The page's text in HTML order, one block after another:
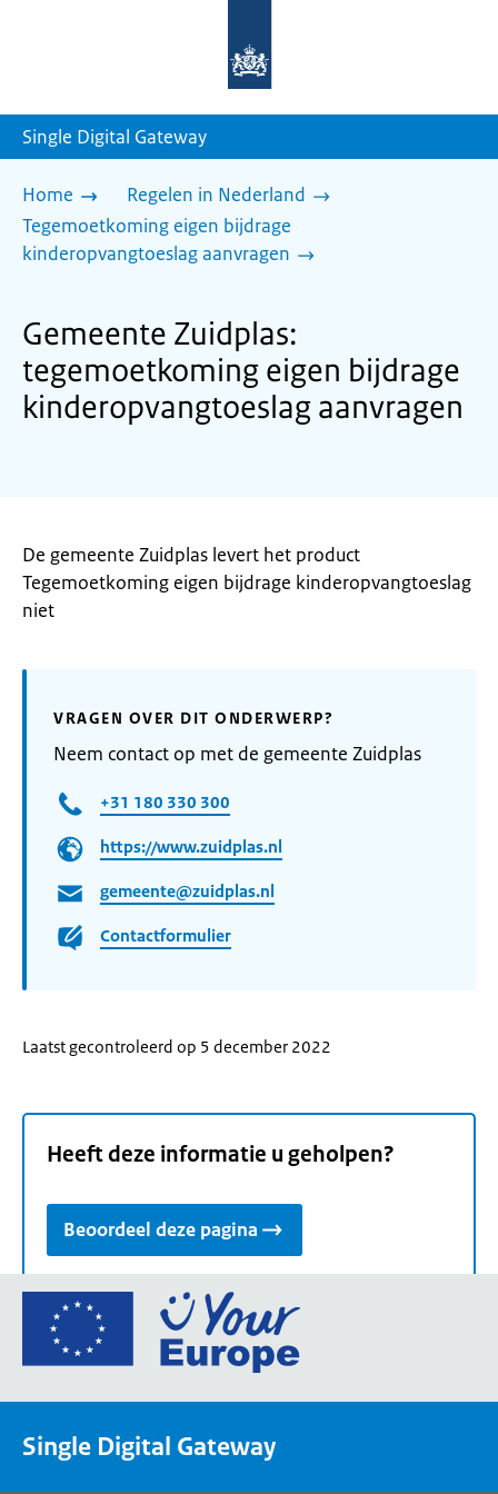
homepage
Single Digital Gateway
Home
Regelen in Nederland
Tegemoetkoming eigen bijdrage
kinderopvangtoeslag aanvragen
Gemeente Zuidplas:
tegemoetkoming eigen bijdrage
kinderopvangtoeslag aanvragen
De gemeente Zuidplas levert het product
Tegemoetkoming eigen bijdrage kinderopvangtoeslag
niet
VRAGEN OVER DIT ONDERWERP?
Neem contact op met de gemeente Zuidplas
+31 180 330 300
https://www.zuidplas.nl
gemeente@zuidplas.nl
Contactformulier
Laatst gecontroleerd op 5 december 2022
Heeft deze informatie u geholpen?
Beoordeel deze pagina
Ga
de
Single Digital Gateway